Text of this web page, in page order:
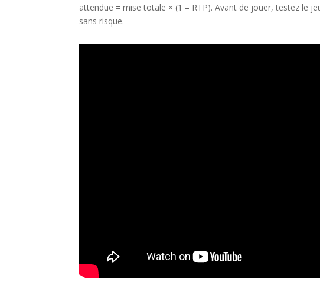
attendue = mise totale × (1 – RTP). Avant de jouer, testez le
sans risque.